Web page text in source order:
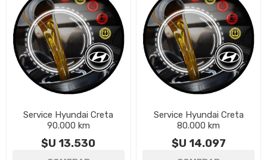
Service Hyundai Creta
90.000 km
$U 13.530
Service Hyundai Creta
80.000 km
$U 14.097